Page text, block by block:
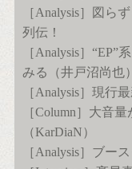
［Analysis］図ら
列伝！
［Analysis］“EP”
みる（井戸沼尚也）
［Analysis］現行
［Column］大音
（KarDiaN）
［Analysis］ブー